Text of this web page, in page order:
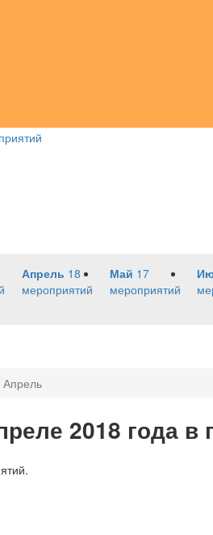
Апрель 18
мероприятий
Май 17
мероприятий
Апрель
2018 года в